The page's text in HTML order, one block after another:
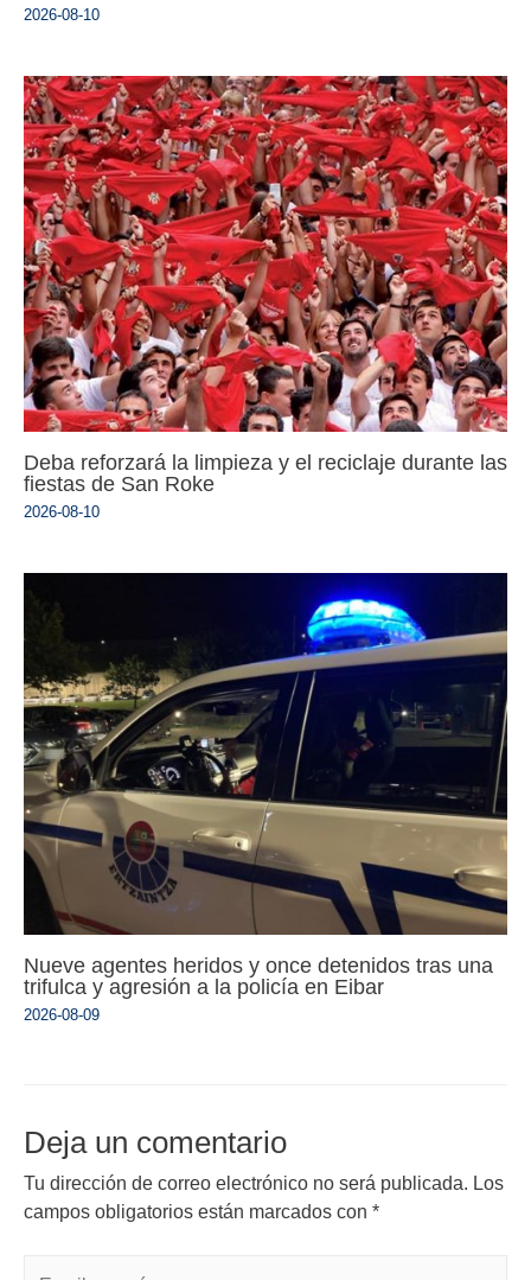
2026-08-10
Deba reforzará la limpieza y el reciclaje durante las
fiestas de San Roke
2026-08-10
Nueve agentes heridos y once detenidos tras una
trifulca y agresión a la policía en Eibar
2026-08-09
Deja un comentario
Tu dirección de correo electrónico no será publicada. Los
campos obligatorios están marcados con *